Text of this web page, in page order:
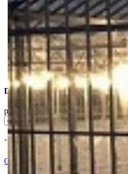
Dostupne Opcije
pakovanje
* U cenu je uracunat PDV * Dodaj u Korpu
Ocenite i napišite preporuku